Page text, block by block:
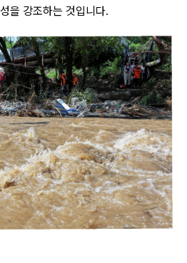
을 강조하는 것입니다.